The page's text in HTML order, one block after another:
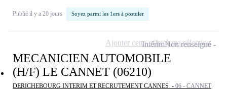
Publié il y a 20 jours Soyez parmi les 1ers à postuler
MECANICIEN AUTOMOBILE
(H/F) LE CANNET (06210)
DERICHEBOURG INTERIM ET RECRUTEMENT CANNES - 06 - CANNET
IntérimNon renseigné
Ajouter cette offre à ma sélection